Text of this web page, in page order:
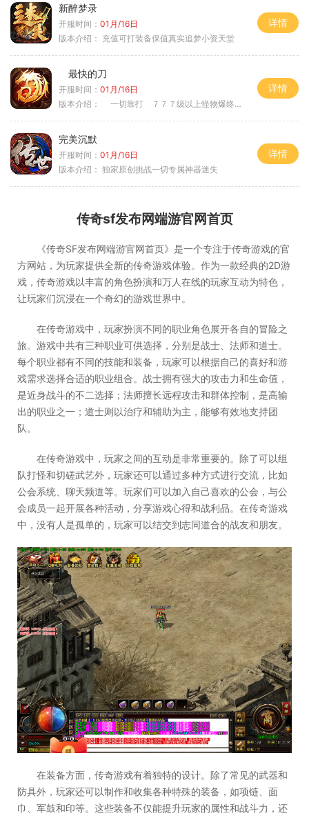
新醉梦录
开服时间： 01月/16日
版本介绍： 充值可打装备保值真实追梦小资天堂
详情
最快的刀
开服时间： 01月/16日
版本介绍：
一切靠打 ７７７级以上怪物爆终极
详情
完美沉默
开服时间： 01月/16日
版本介绍： 独家原创挑战一切专属神器迷失
详情
传奇sf发布网端游官网首页
《传奇SF发布网端游官网首页》是一个专注于传奇游戏的官
方网站，为玩家提供全新的传奇游戏体验。作为一款经典的2D游
戏，传奇游戏以丰富的角色扮演和万人在线的玩家互动为特色，
让玩家们沉浸在一个奇幻的游戏世界中。
在传奇游戏中，玩家扮演不同的职业角色展开各自的冒险之
旅。游戏中共有三种职业可供选择，分别是战士、法师和道士。
每个职业都有不同的技能和装备，玩家可以根据自己的喜好和游
戏需求选择合适的职业组合。战士拥有强大的攻击力和生命值，
是近身战斗的不二选择；法师擅长远程攻击和群体控制，是高输
出的职业之一；道士则以治疗和辅助为主，能够有效地支持团
队。
在传奇游戏中，玩家之间的互动是非常重要的。除了可以组
队打怪和切磋武艺外，玩家还可以通过多种方式进行交流，比如
公会系统、聊天频道等。玩家们可以加入自己喜欢的公会，与公
会成员一起开展各种活动，分享游戏心得和战利品。在传奇游戏
中，没有人是孤单的，玩家可以结交到志同道合的战友和朋友。
在装备方面，传奇游戏有着独特的设计。除了常见的武器和
防具外，玩家还可以制作和收集各种特殊的装备，如项链、面
巾、军鼓和印等。这些装备不仅能提升玩家的属性和战斗力，还